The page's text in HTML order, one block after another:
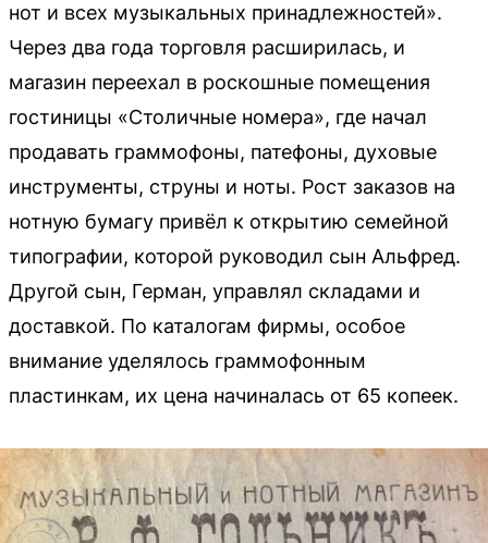
нот и всех музыкальных принадлежностей».
Через два года торговля расширилась, и
магазин переехал в роскошные помещения
гостиницы «Столичные номера», где начал
продавать граммофоны, патефоны, духовые
инструменты, струны и ноты. Рост заказов на
нотную бумагу привёл к открытию семейной
типографии, которой руководил сын Альфред.
Другой сын, Герман, управлял складами и
доставкой. По каталогам фирмы, особое
внимание уделялось граммофонным
пластинкам, их цена начиналась от 65 копеек.